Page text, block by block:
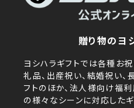
贈り物のヨ
ヨシハラギフトでは各種お
礼品、出産祝い、結婚祝い
フトのほか、法人様向け福
の様々なシーンに対応したギ